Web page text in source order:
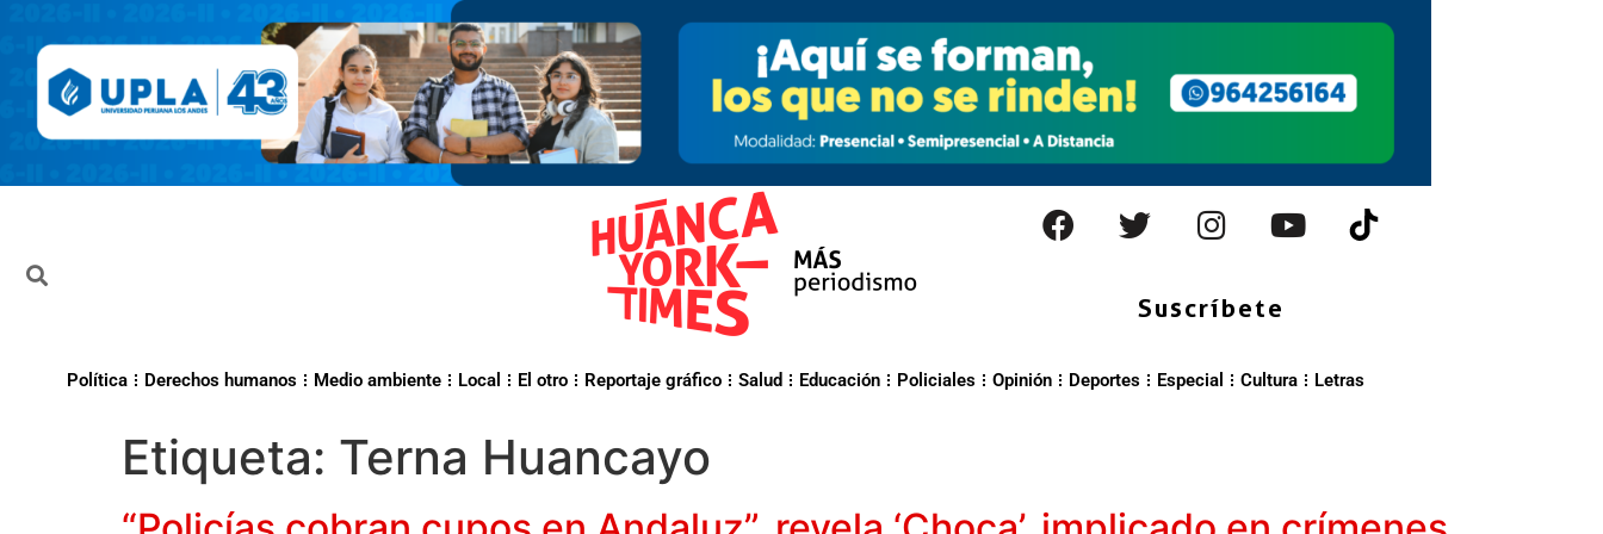
Suscríbete
Política Derechos humanos Medio ambiente Local El otro Reportaje gráfico Salud Educación Policiales Opinión Deportes Especial Cultura Letras
Etiqueta: Terna Huancayo